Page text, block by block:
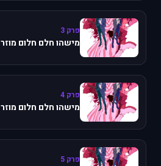
פרק 3
מישהו חלם חלום מוזר
פרק 4
מישהו חלם חלום מוזר
פרק 5